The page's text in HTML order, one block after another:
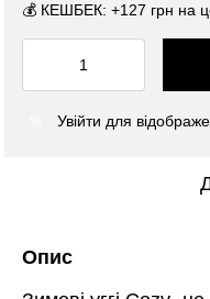
💰 КЕШБЕК: +127 грн на
Увійти для
Опис